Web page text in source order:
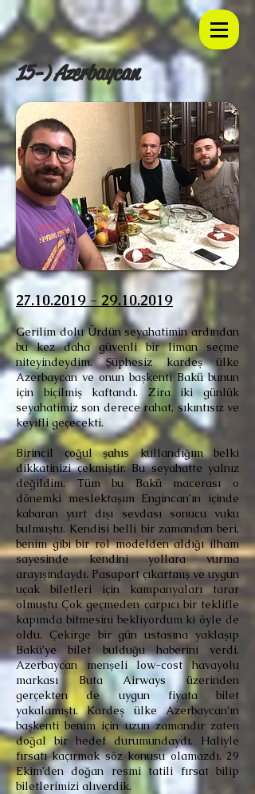
15-) Azerbaycan
27.10.2019 - 29.10.2019
Gerilim dolu Ürdün seyahatimin ardından
bu kez daha güvenli bir liman seçme
niteyindeydim. Şüphesiz kardeş ülke
Azerbaycan ve onun başkenti Bakü bunun
için biçilmiş kaftandı. Zira iki günlük
seyahatimiz son derece rahat, sıkıntısız ve
keyifli geçecekti.
Birincil çoğul şahıs kullandığım belki
dikkatinizi çekmiştir. Bu seyahatte yalnız
değildim. Tüm bu Bakü macerası o
dönemki meslektaşım Engincan’ın içinde
kabaran yurt dışı sevdası sonucu vuku
bulmuştu. Kendisi belli bir zamandan beri,
benim gibi bir rol modelden aldığı ilham
sayesinde kendini yollara vurma
arayışındaydı. Pasaport çıkartmış ve uygun
uçak biletleri için kampanyaları tarar
olmuştu Çok geçmeden çarpıcı bir teklifle
kapımda bitmesini bekliyordum ki öyle de
oldu. Çekirge bir gün ustasına yaklaşıp
Bakü’ye bilet bulduğu haberini verdi.
Azerbaycan menşeli low-cost havayolu
markası Buta Airways üzerinden
gerçekten de uygun fiyata bilet
yakalamıştı. Kardeş ülke Azerbaycan’ın
başkenti benim için uzun zamandır zaten
doğal bir hedef durumundaydı. Haliyle
fırsatı kaçırmak söz konusu olamazdı. 29
Ekim’den doğan resmi tatili fırsat bilip
biletlerimizi alıverdik.